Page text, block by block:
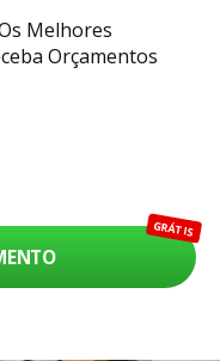
Melhores
Orçamentos
GRÁTIS